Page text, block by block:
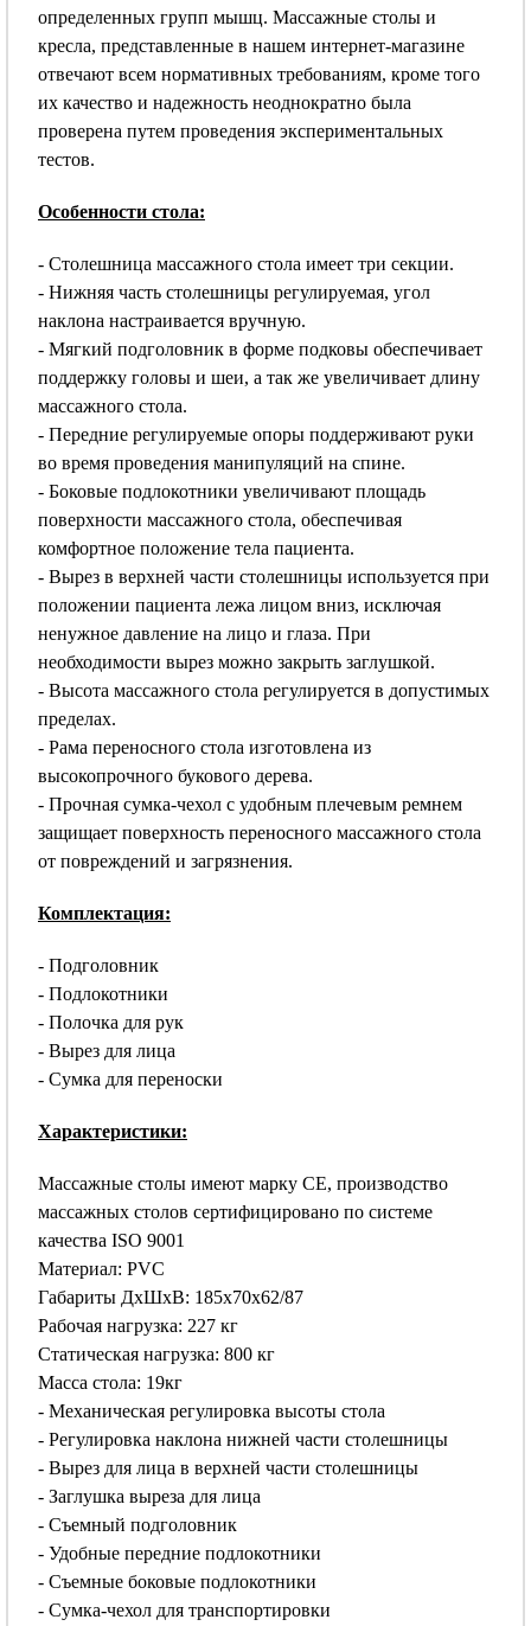
определенных групп мышц. Массажные столы и
кресла, представленные в нашем интернет-магазине
отвечают всем нормативных требованиям, кроме того
их качество и надежность неоднократно была
проверена путем проведения экспериментальных
тестов.
Особенности стола:
- Столешница массажного стола имеет три секции.
- Нижняя часть столешницы регулируемая, угол
наклона настраивается вручную.
- Мягкий подголовник в форме подковы обеспечивает
поддержку головы и шеи, а так же увеличивает длину
массажного стола.
- Передние регулируемые опоры поддерживают руки
во время проведения манипуляций на спине.
- Боковые подлокотники увеличивают площадь
поверхности массажного стола, обеспечивая
комфортное положение тела пациента.
- Вырез в верхней части столешницы используется при
положении пациента лежа лицом вниз, исключая
ненужное давление на лицо и глаза. При
необходимости вырез можно закрыть заглушкой.
- Высота массажного стола регулируется в допустимых
пределах.
- Рама переносного стола изготовлена из
высокопрочного букового дерева.
- Прочная сумка-чехол с удобным плечевым ремнем
защищает поверхность переносного массажного стола
от повреждений и загрязнения.
Комплектация:
- Подголовник
- Подлокотники
- Полочка для рук
- Вырез для лица
- Сумка для переноски
Характеристики:
Массажные столы имеют марку CE, производство
массажных столов сертифицировано по системе
качества ISO 9001
Материал: PVC
Габариты ДхШхВ: 185х70х62/87
Рабочая нагрузка: 227 кг
Статическая нагрузка: 800 кг
Масса стола: 19кг
- Механическая регулировка высоты стола
- Регулировка наклона нижней части столешницы
- Вырез для лица в верхней части столешницы
- Заглушка выреза для лица
- Съемный подголовник
- Удобные передние подлокотники
- Съемные боковые подлокотники
- Сумка-чехол для транспортировки